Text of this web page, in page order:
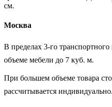
см.
Москва
В пределах 3-го
объеме мебели до 7 куб. м.
При большем объеме товара
рассчитывается индивидуально.